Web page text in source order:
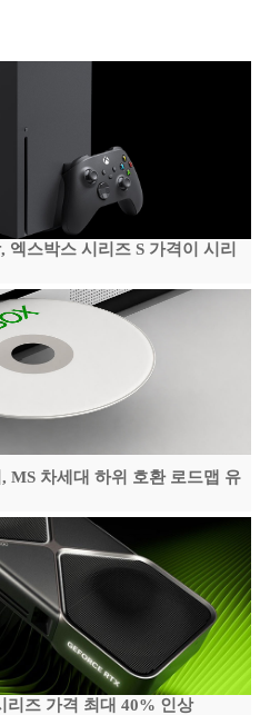
스박스 시리즈 S 가격이 시리
MS 차세대 하위 호환 로드맵 유
리즈 가격 최대 40% 인상